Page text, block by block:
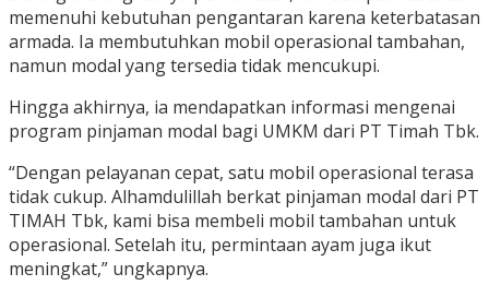
memenuhi kebutuhan pengantaran karena keterbatasan
armada. Ia membutuhkan mobil operasional tambahan,
namun modal yang tersedia tidak mencukupi.
Hingga akhirnya, ia mendapatkan informasi mengenai
program pinjaman modal bagi UMKM dari PT Timah Tbk.
“Dengan pelayanan cepat, satu mobil operasional terasa
tidak cukup. Alhamdulillah berkat pinjaman modal dari PT
TIMAH Tbk, kami bisa membeli mobil tambahan untuk
operasional. Setelah itu, permintaan ayam juga ikut
meningkat,” ungkapnya.